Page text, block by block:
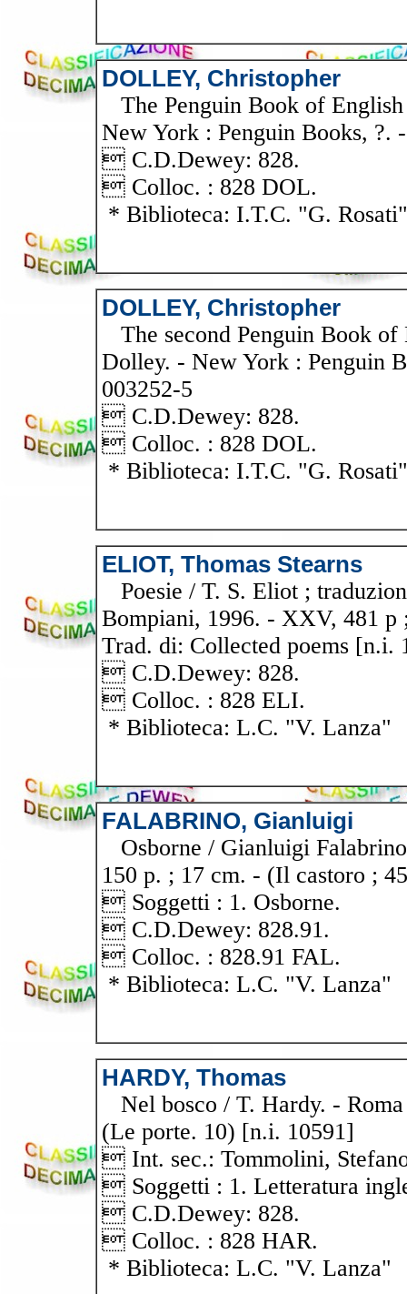
DOLLEY, Christopher
The Penguin Book of
New York : Penguin Books, ?.
 C.D.Dewey: 828.
 Colloc. : 828 DOL.
* Biblioteca: I.T.C. "G. Rosati"
DOLLEY, Christopher
The second Penguin Book of
Dolley. - New York : Penguin
003252-5
 C.D.Dewey: 828.
 Colloc. : 828 DOL.
* Biblioteca: I.T.C. "G. Rosati"
ELIOT, Thomas Stearns
Poesie / T. S. Eliot ;
Bompiani, 1996. - XXV, 481 p
Trad. di: Collected poems [n.i.
 C.D.Dewey: 828.
 Colloc. : 828 ELI.
* Biblioteca: L.C. "V. Lanza"
FALABRINO, Gianluigi
Osborne / Gianluigi
150 p. ; 17 cm. - (Il castoro ;
 Soggetti : 1. Osborne.
 C.D.Dewey: 828.91.
 Colloc. : 828.91 FAL.
* Biblioteca: L.C. "V. Lanza"
HARDY, Thomas
Nel bosco / T. Hardy. -
(Le porte. 10) [n.i. 10591]
 Int. sec.: Tommolini,
 Soggetti : 1. Letteratura
 C.D.Dewey: 828.
 Colloc. : 828 HAR.
* Biblioteca: L.C. "V. Lanza"